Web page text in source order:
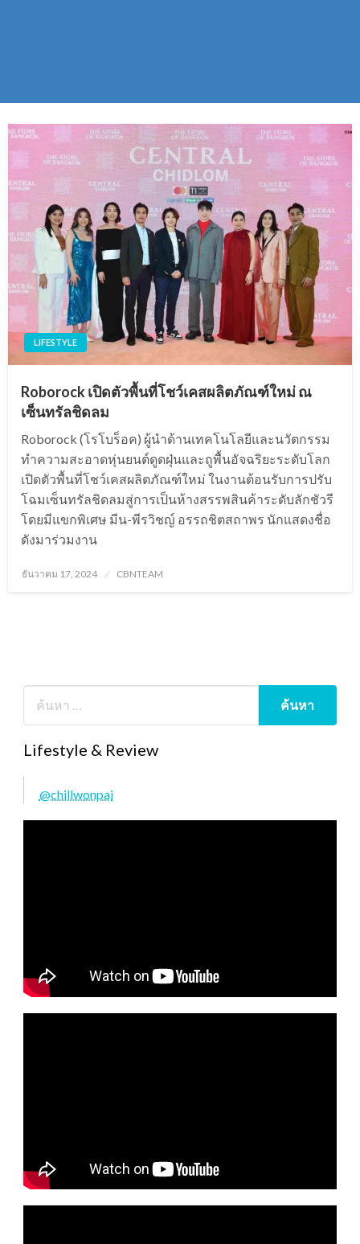
LIFESTYLE
Roborock เปิดตัวพื้นที่โชว์เคสผลิตภัณฑ์ใหม่ ณ
เซ็นทรัลชิดลม
Roborock (โรโบร็อค) ผู้นำด้านเทคโนโลยีและนวัตกรรม
ทำความสะอาดหุ่นยนต์ดูดฝุ่นและถูพื้นอัจฉริยะระดับโลก
เปิดตัวพื้นที่โชว์เคสผลิตภัณฑ์ใหม่ ในงานต้อนรับการปรับ
โฉมเซ็นทรัลชิดลมสู่การเป็นห้างสรรพสินค้าระดับลักชัวรี
โดยมีแขกพิเศษ มีน-พีรวิชญ์ อรรถชิตสถาพร นักแสดงชื่อ
ดังมาร่วมงาน
Posted
ธันวาคม 17, 2024 CBNTEAM
Lifestyle & Review
@chillwonpai